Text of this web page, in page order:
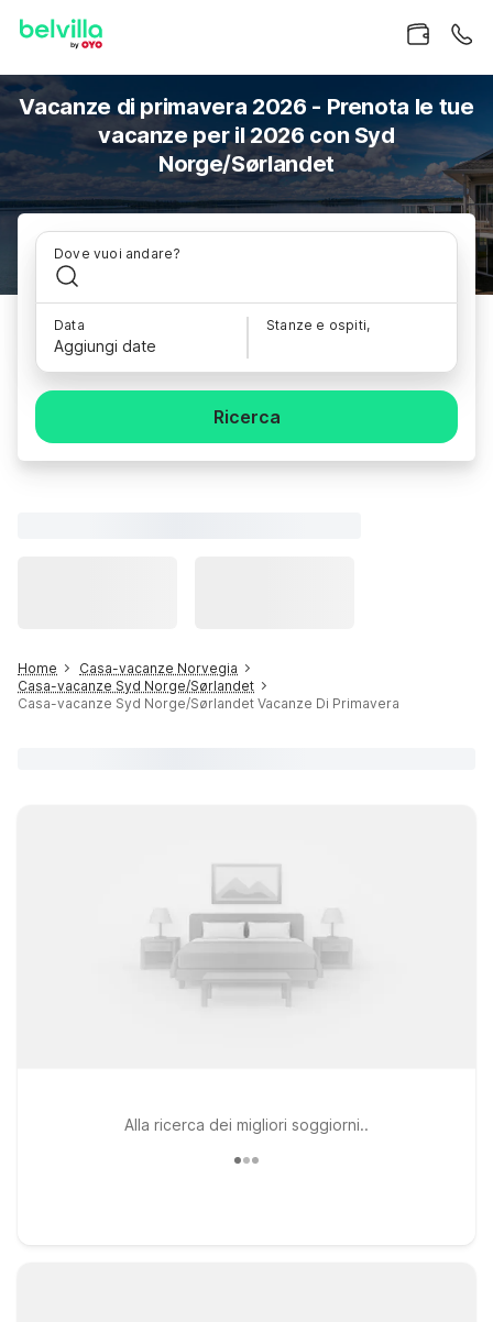
Vacanze di primavera 2026 - Prenota le tue
vacanze per il 2026 con Syd
Norge/Sørlandet
Dove vuoi andare?
Data
Aggiungi date
Stanze e ospiti,
Ricerca
Home
Casa-vacanze Norvegia
Casa-vacanze Syd Norge/Sørlandet
Casa-vacanze Syd Norge/Sørlandet Vacanze Di Primavera
Alla ricerca dei migliori soggiorni..